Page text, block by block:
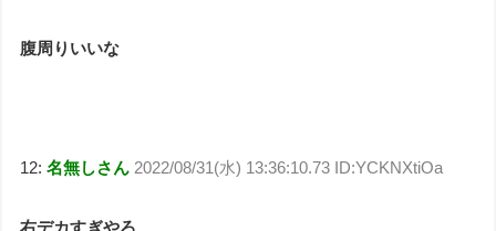
腹周りいいな
12:名無しさん 2022/08/31(水) 13:36:10.73 ID:YCKNXtiOa